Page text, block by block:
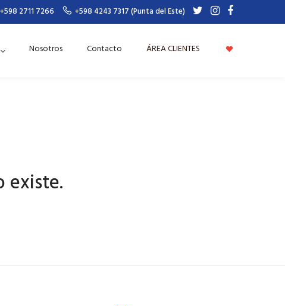
+598 2711 7266 +598 4243 7317 (Punta del Este)
Nosotros Contacto ÁREA CLIENTES
existe.